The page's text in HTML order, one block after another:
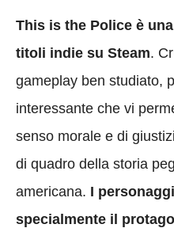
This is the Police è
titoli indie su Steam.
gameplay ben studiato,
interessante che vi
senso morale e di
di quadro della storia
americana. I
specialmente il